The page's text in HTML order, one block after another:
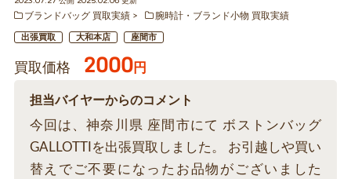
ブランドバッグ 買取実績
腕時計・ブランド小物 買取実績
出張買取 大和本店 座間市
買取価格 2000円
担当バイヤーからのコメント
今回は、神奈川県 座間市にて ボストンバッグ
GALLOTTIを出張買取しました。 お引越しや買い
替えでご不要になったお品物がございました